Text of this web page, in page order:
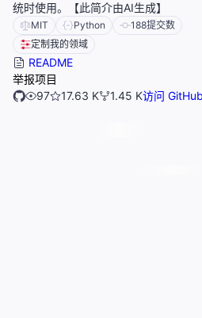
统时使用。【此简介由AI生成】
MIT Python 188提交数
定制我的领域
README
举报项目
97
17.63 K 1.45 K访问 GitHub